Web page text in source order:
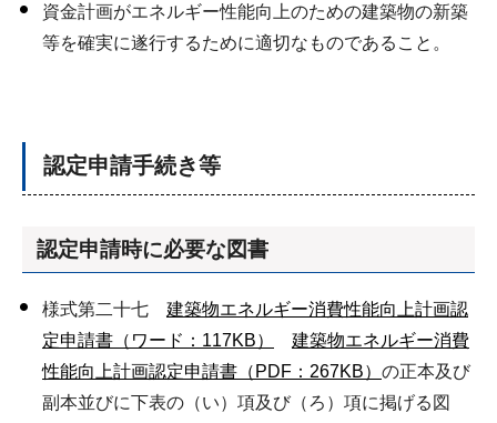
資金計画がエネルギー性能向上のための建築物の新築
等を確実に遂行するために適切なものであること。
認定申請手続き等
認定申請時に必要な図書
様式第二十七 建築物エネルギー消費性能向上計画認
定申請書（ワード：117KB）
建築物エネルギー消費
性能向上計画認定申請書（PDF：267KB） の正本及び
副本並びに下表の（い）項及び（ろ）項に掲げる図